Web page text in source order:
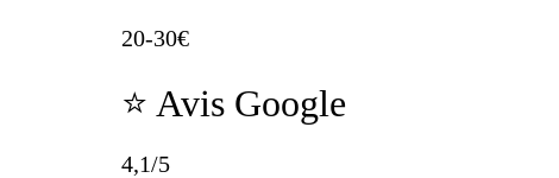
20-30€
⭐ Avis Google
4,1/5